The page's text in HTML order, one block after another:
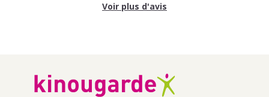
Voir plus d'avis